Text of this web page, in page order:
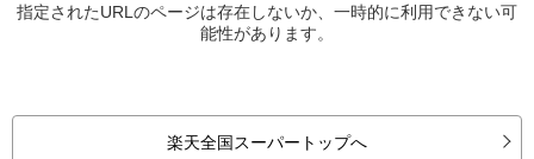
指定されたURLのページは存在しないか、一時的に利用できない可
能性があります。
楽天全国スーパートップへ